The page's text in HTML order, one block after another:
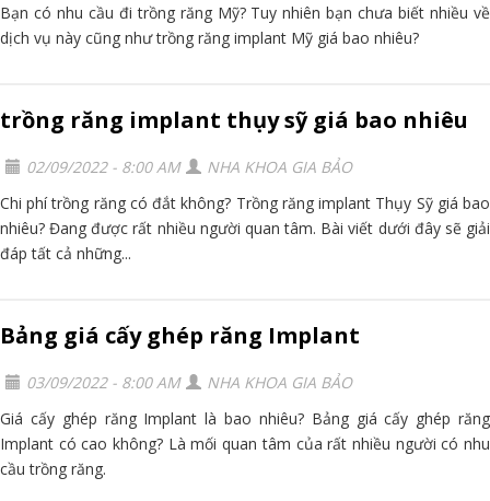
Bạn có nhu cầu đi trồng răng Mỹ? Tuy nhiên bạn chưa biết nhiều về
dịch vụ này cũng như trồng răng implant Mỹ giá bao nhiêu?
trồng răng implant thụy sỹ giá bao nhiêu
02/09/2022 - 8:00 AM
NHA KHOA GIA BẢO
Chi phí trồng răng có đắt không? Trồng răng implant Thụy Sỹ giá bao
nhiêu? Đang được rất nhiều người quan tâm. Bài viết dưới đây sẽ giải
đáp tất cả những...
Bảng giá cấy ghép răng Implant
03/09/2022 - 8:00 AM
NHA KHOA GIA BẢO
Giá cấy ghép răng Implant là bao nhiêu? Bảng giá cấy ghép răng
Implant có cao không? Là mối quan tâm của rất nhiều người có nhu
cầu trồng răng.